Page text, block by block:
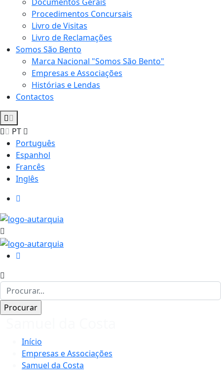
Documentos Gerais
Procedimentos Concursais
Livro de Visitas
Livro de Reclamações
Somos São Bento
Marca Nacional "Somos São Bento"
Empresas e Associações
Histórias e Lendas
Contactos
PT
Português
Espanhol
Francês
Inglês
Início
Empresas e Associações
Samuel da Costa